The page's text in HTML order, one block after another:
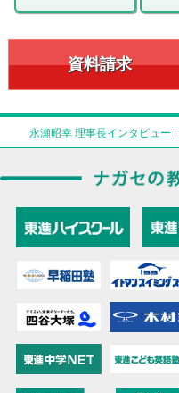
資料請求
永瀬昭幸 理事長インタビュー |